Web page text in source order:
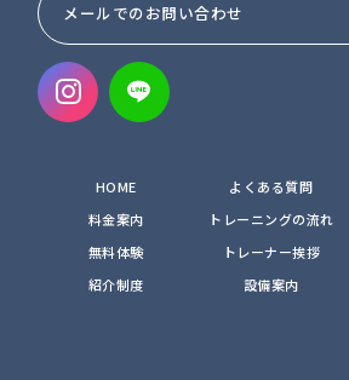
メールでのお問い合わせ
HOME
料金案内
無料体験
紹介制度
よくある質問
トレーニングの流れ
トレーナー挨拶
設備案内